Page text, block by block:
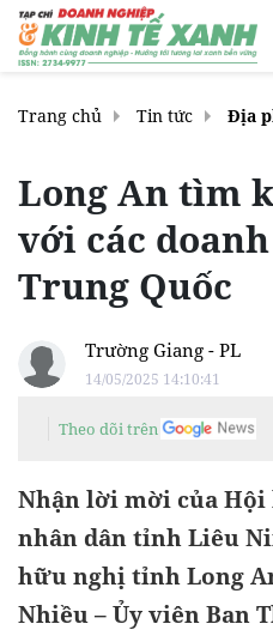
Trang chủ Tin tức Địa
Long An tìm
với các
Trung Quốc
Trường Giang - PL
14/05/2025 14:10:41
Theo dõi trên
Nhận lời mời của
nhân dân tỉnh Liêu
hữu nghị tỉnh Long
Nhiều – Ủy viên Ban